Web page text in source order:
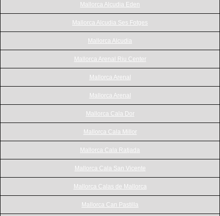
Mallorca Alcudia Eden
Mallorca Alcudia Ses Fotges
Mallorca Alcudia
Mallorca Arenal Riu Center
Mallorca Arenal
Mallorca Arenal
Mallorca Cala Dor
Mallorca Cala Millor
Mallorca Cala Ratjada
Mallorca Cala San Vicente
Mallorca Calas de Mallorca
Mallorca Can Pastilla